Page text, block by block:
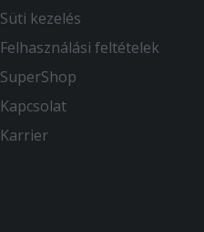
Süti kezelés
Felhasználási feltételek
SuperShop
Kapcsolat
Karrier